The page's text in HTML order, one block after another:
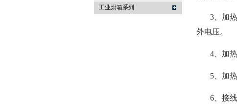
工业烘箱系列
3、加
外电压。
4、加
5、加
6、接